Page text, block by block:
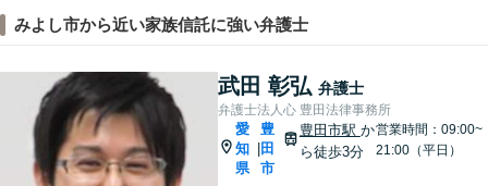
みよし市から近い家族信託に強い弁護士
武田 彰弘 弁護士
弁護士法人心 豊田法律事務所
愛
知
県
豊
田
市
豊田市駅 か
ら徒歩3分
営業時間：09:00~
21:00（平日）